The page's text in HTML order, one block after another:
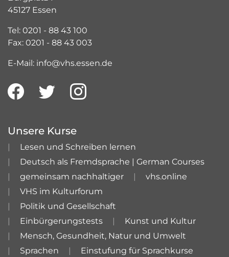
45127 Essen
Tel: 0201 - 88 43 100
Fax: 0201 - 88 43 003
E-Mail: info@vhs.essen.de
Unsere Kurse
Lesen und Schreiben lernen
Deutsch als Fremdsprache | German Courses
gemeinsam nachhaltiger
vhs.online
VHS im Kulturforum
Politik und Gesellschaft
Einbürgerungstests
Kunst und Kultur
Mensch, Gesundheit, Natur und Umwelt
Sprachen
Einstufung für Sprachkurse